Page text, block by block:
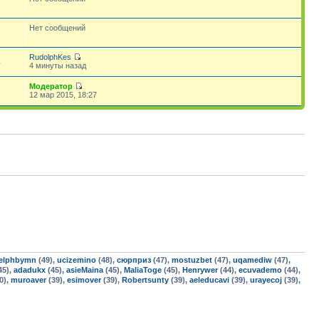
Нет сообщений
RudolphKes
4 минуты назад
Модератор
12 мар 2015, 18:27
(49), ucizemino (48), сюрприз (47), mostuzbet (47), uqamediw (47),
adadukx (45), asieMaina (45), MaliaToge (45), Henrywer(44), ecuvademo (44),
muroaver(39), esimover(39), Robertsunty (39), aeleducavi (39), urayecoj (39),